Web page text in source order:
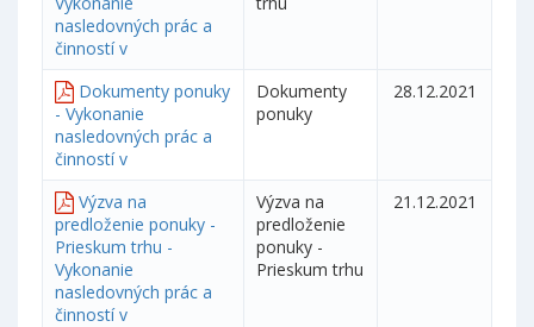
nasledovných prác a
činností v
Dokumenty ponuky
- Vykonanie
nasledovných prác a
činností v
Dokumenty
ponuky
28.12.2021
Výzva na
predloženie ponuky -
Prieskum trhu -
Vykonanie
nasledovných prác a
činností v
Výzva na
predloženie
ponuky -
Prieskum trhu
21.12.2021